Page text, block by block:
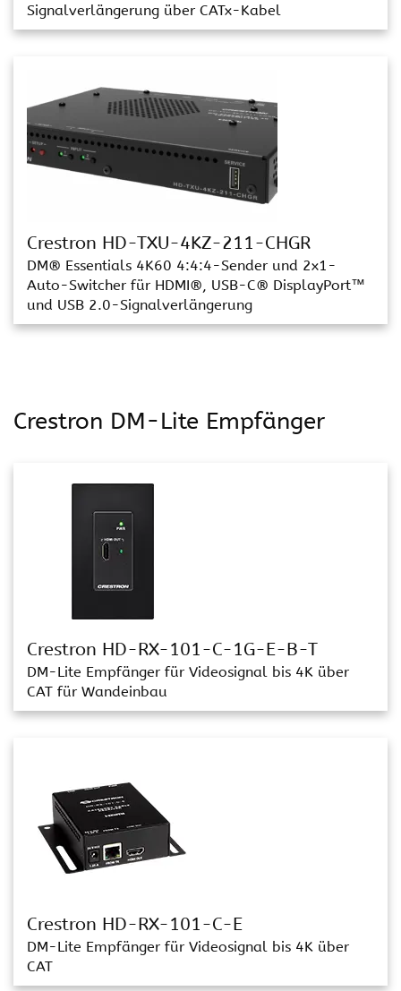
Signalverlängerung über CATx-Kabel
Crestron HD-TXU-4KZ-211-CHGR
DM® Essentials 4K60 4:4:4-Sender und 2x1-
Auto-Switcher für HDMI®, USB-C® DisplayPort™
und USB 2.0-Signalverlängerung
Crestron DM-Lite Empfänger
Crestron HD-RX-101-C-1G-E-B-T
DM-Lite Empfänger für Videosignal bis 4K über
CAT für Wandeinbau
Crestron HD-RX-101-C-E
DM-Lite Empfänger für Videosignal bis 4K über
CAT